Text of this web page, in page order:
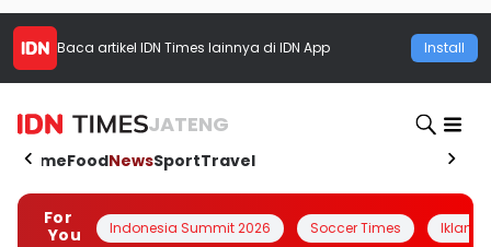
Baca artikel IDN Times lainnya di IDN App Install
JATENG
HomeFoodNewsSportTravel
For
You
Indonesia Summit 2026 Soccer Times Iklanin